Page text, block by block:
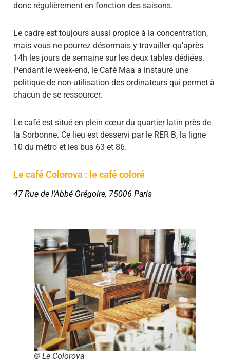
donc régulièrement en fonction des saisons.
Le cadre est toujours aussi propice à la concentration,
mais vous ne pourrez désormais y travailler qu’après
14h les jours de semaine sur les deux tables dédiées.
Pendant le week-end, le Café Maa a instauré une
politique de non-utilisation des ordinateurs qui permet à
chacun de se ressourcer.
Le café est situé en plein cœur du quartier latin près de
la Sorbonne. Ce lieu est desservi par le RER B, la ligne
10 du métro et les bus 63 et 86.
Le café Colorova : le café coloré
47 Rue de l’Abbé Grégoire, 75006 Paris
© Le Colorova